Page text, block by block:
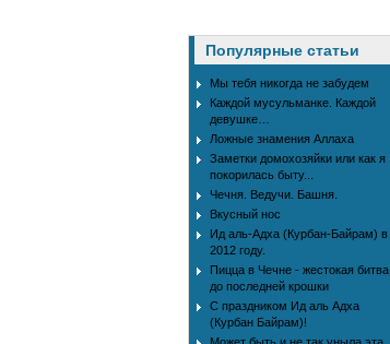
Популярные статьи
Мы тебя никогда не забудем
Каждой мусульманке. Каждой
девушке…
Ложные знамения Аллаха
Заметки домохозяйки или как я
покорилась быту...
Чечня. Ведучи. Башня.
Вкусный нос
Ид аль-Адха (Курбан-Байрам) в
2012 году.
Пицца в Чечне - жестокая битва
до последней крошки
С праздником Ид аль Адха
(Курбан Байрам)!